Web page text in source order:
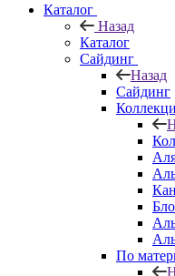
Каталог
Назад
Каталог
Сайдинг
Назад
Сайдинг
По